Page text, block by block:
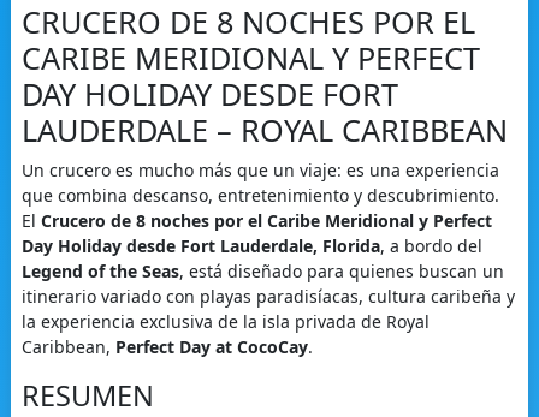
CRUCERO DE 8 NOCHES POR EL
CARIBE MERIDIONAL Y PERFECT
DAY HOLIDAY DESDE FORT
LAUDERDALE – ROYAL CARIBBEAN
Un crucero es mucho más que un viaje: es una experiencia
que combina descanso, entretenimiento y descubrimiento.
El Crucero de 8 noches por el Caribe Meridional y Perfect
Day Holiday desde Fort Lauderdale, Florida, a bordo del
Legend of the Seas, está diseñado para quienes buscan un
itinerario variado con playas paradisíacas, cultura caribeña y
la experiencia exclusiva de la isla privada de Royal
Caribbean, Perfect Day at CocoCay.
RESUMEN